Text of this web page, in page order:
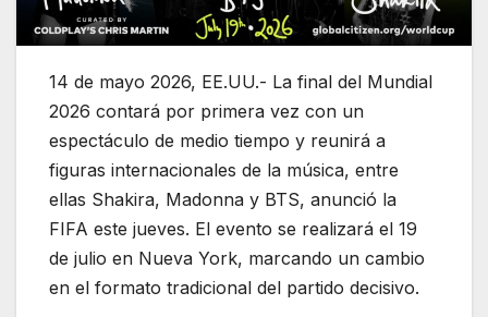
14 de mayo 2026, EE.UU.- La final del Mundial
2026 contará por primera vez con un
espectáculo de medio tiempo y reunirá a
figuras internacionales de la música, entre
ellas Shakira, Madonna y BTS, anunció la
FIFA este jueves. El evento se realizará el 19
de julio en Nueva York, marcando un cambio
en el formato tradicional del partido decisivo.